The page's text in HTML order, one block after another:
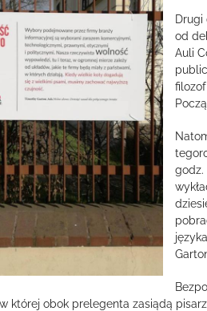
Drugi
od
Auli
godz.
w której obok prelegenta zasiądą